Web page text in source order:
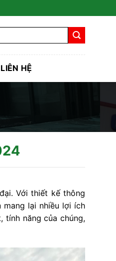
LIÊN HỆ
Với thiết kế thông
lại nhiều lợi ích
tính năng của chúng,